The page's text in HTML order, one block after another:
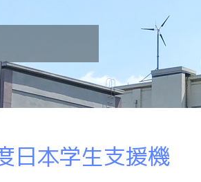
日本学生支援機